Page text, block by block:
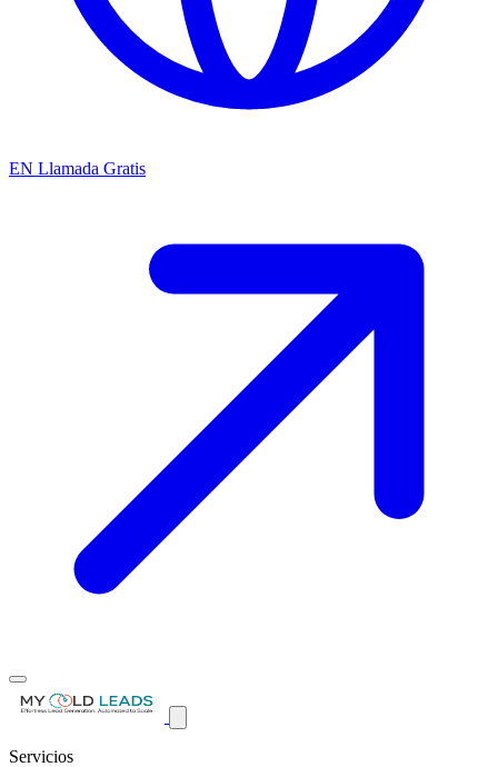
EN Llamada Gratis
Servicios